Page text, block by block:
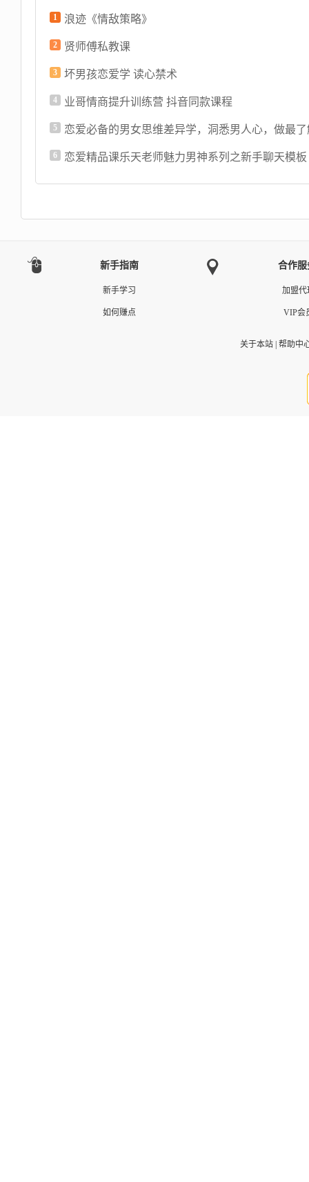
1 浪迹《情敌策略》
2 贤师傅私教课
3 坏男孩恋爱学 读心禁术
4 业哥情商提升训练营 抖音同款课程
5
6 恋爱精品课乐天老师魅力男神系列之新手聊天模板
新手指南
新手学习
如何赚点
合作服
加盟代
VIP会
关于本站| 帮助中